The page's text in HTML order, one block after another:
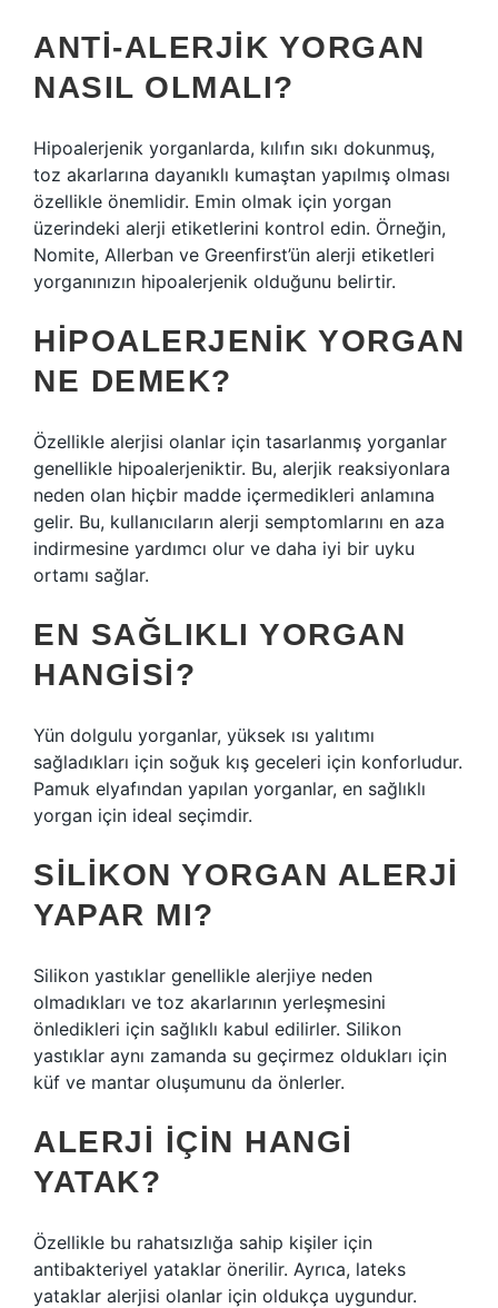
ANTI-ALERJIK YORGAN
NASIL OLMALI?
Hipoalerjenik yorganlarda, kılıfın sıkı dokunmuş,
toz akarlarına dayanıklı kumaştan yapılmış olması
özellikle önemlidir. Emin olmak için yorgan
üzerindeki alerji etiketlerini kontrol edin. Örneğin,
Nomite, Allerban ve Greenfirst’ün alerji etiketleri
yorganınızın hipoalerjenik olduğunu belirtir.
HIPOALERJENIK YORGAN
NE DEMEK?
Özellikle alerjisi olanlar için tasarlanmış yorganlar
genellikle hipoalerjeniktir. Bu, alerjik reaksiyonlara
neden olan hiçbir madde içermedikleri anlamına
gelir. Bu, kullanıcıların alerji semptomlarını en aza
indirmesine yardımcı olur ve daha iyi bir uyku
ortamı sağlar.
EN SAĞLIKLI YORGAN
HANGISI?
Yün dolgulu yorganlar, yüksek ısı yalıtımı
sağladıkları için soğuk kış geceleri için konforludur.
Pamuk elyafından yapılan yorganlar, en sağlıklı
yorgan için ideal seçimdir.
SILIKON YORGAN ALERJI
YAPAR MI?
Silikon yastıklar genellikle alerjiye neden
olmadıkları ve toz akarlarının yerleşmesini
önledikleri için sağlıklı kabul edilirler. Silikon
yastıklar aynı zamanda su geçirmez oldukları için
küf ve mantar oluşumunu da önlerler.
ALERJI IÇIN HANGI
YATAK?
Özellikle bu rahatsızlığa sahip kişiler için
antibakteriyel yataklar önerilir. Ayrıca, lateks
yataklar alerjisi olanlar için oldukça uygundur.